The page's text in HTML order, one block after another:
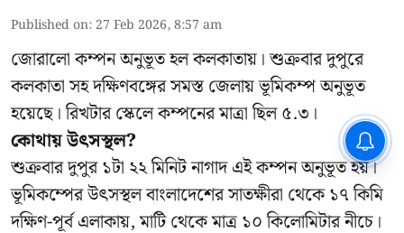
Published on: 27 Feb 2026, 8:57 am
জোরালো কম্পন অনুভূত হল কলকাতায়। শুক্রবার দুপুরে
কলকাতা সহ দক্ষিণবঙ্গের সমস্ত জেলায় ভূমিকম্প অনুভূত
হয়েছে। রিখটার স্কেলে কম্পনের মাত্রা ছিল ৫.৩।
কোথায় উৎসস্থল?
শুক্রবার দুপুর ১টা ২২ মিনিট নাগাদ এই কম্পন অনুভূত হয়।
ভূমিকম্পের উৎসস্থল বাংলাদেশের সাতক্ষীরা থেকে ১৭ কিমি
দক্ষিণ-পূর্ব এলাকায়, মাটি থেকে মাত্র ১০ কিলোমিটার নীচে।
দ্বারস্থ হবে সিপিআইএম